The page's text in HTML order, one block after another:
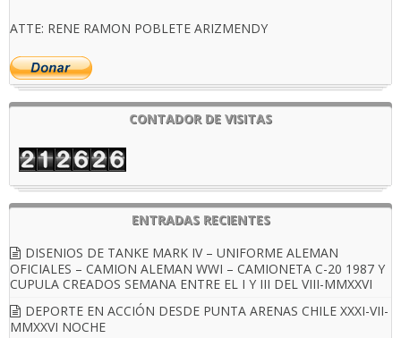
ATTE: RENE RAMON POBLETE ARIZMENDY
CONTADOR DE VISITAS
ENTRADAS RECIENTES
DISENIOS DE TANKE MARK IV – UNIFORME ALEMAN
OFICIALES – CAMION ALEMAN WWI – CAMIONETA C-20 1987 Y
CUPULA CREADOS SEMANA ENTRE EL I Y III DEL VIII-MMXXVI
DEPORTE EN ACCIÓN DESDE PUNTA ARENAS CHILE XXXI-VII-
MMXXVI NOCHE